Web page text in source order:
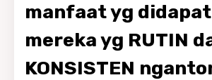
manfaat yg
mereka yg RUTIN
KONSISTEN